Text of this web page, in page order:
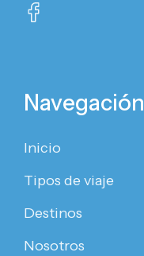
Navegación
Inicio
Tipos de viaje
Destinos
Nosotros